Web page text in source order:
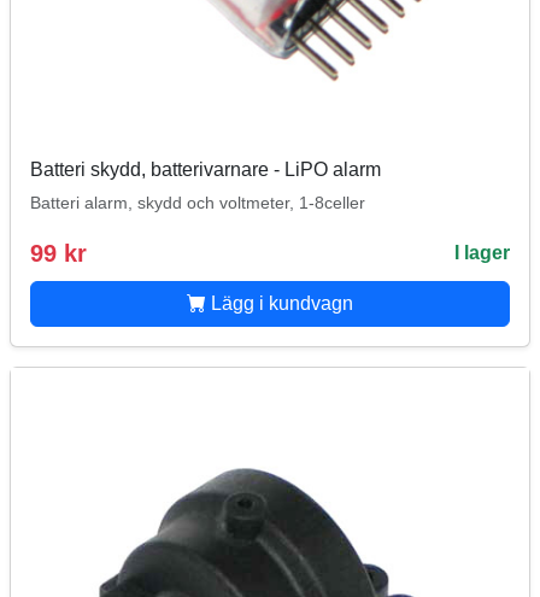
Batteri skydd, batterivarnare - LiPO alarm
Batteri alarm, skydd och voltmeter, 1-8celler
99 kr I lager
Lägg i kundvagn